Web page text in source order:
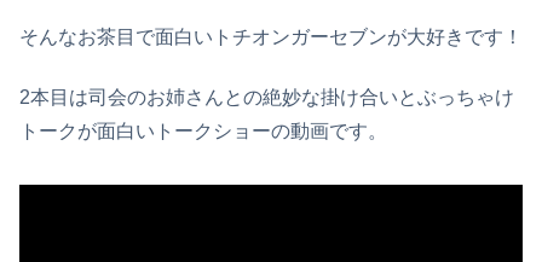
そんなお茶目で面白いトチオンガーセブンが大好きです！
2本目は司会のお姉さんとの絶妙な掛け合いとぶっちゃけ
トークが面白いトークショーの動画です。